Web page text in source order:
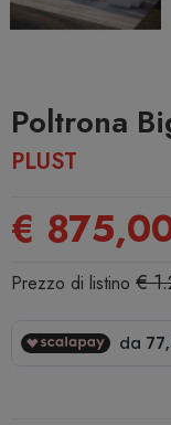
Poltrona
PLUST
€
Prezzo di listino €